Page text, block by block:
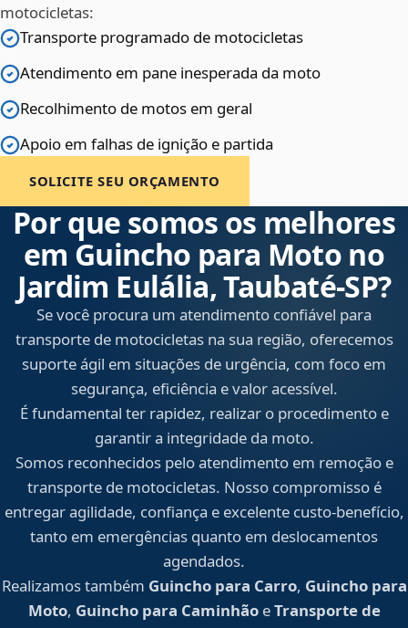
motocicletas:
Transporte programado de motocicletas
Atendimento em pane inesperada da moto
Recolhimento de motos em geral
Apoio em falhas de ignição e partida
SOLICITE SEU ORÇAMENTO
Por que somos os melhores
em Guincho para Moto no
Jardim Eulália, Taubaté‑SP?
Se você procura um atendimento confiável para
transporte de motocicletas na sua região, oferecemos
suporte ágil em situações de urgência, com foco em
segurança, eficiência e valor acessível.
É fundamental ter rapidez, realizar o procedimento e
garantir a integridade da moto.
Somos reconhecidos pelo atendimento em remoção e
transporte de motocicletas. Nosso compromisso é
entregar agilidade, confiança e excelente custo-benefício,
tanto em emergências quanto em deslocamentos
agendados.
Realizamos também Guincho para Carro, Guincho para
Moto, Guincho para CaminhãoeTransporte de